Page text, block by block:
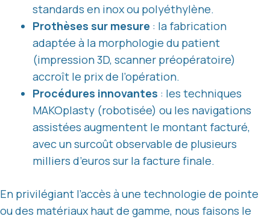
standards en inox ou polyéthylène.
Prothèses sur mesure : la fabrication
adaptée à la morphologie du patient
(impression 3D, scanner préopératoire)
accroît le prix de l’opération.
Procédures innovantes : les techniques
MAKOplasty (robotisée) ou les navigations
assistées augmentent le montant facturé,
avec un surcoût observable de plusieurs
milliers d’euros sur la facture finale.
En privilégiant l’accès à une technologie de pointe
ou des matériaux haut de gamme, nous faisons le